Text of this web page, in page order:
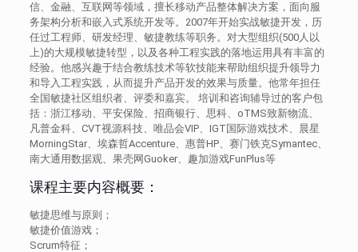
信、金融、互联网等领域，擅长移动产品整体解决方案，面向服
务架构分析和嵌入式系统开发等。2007年开始实战敏捷开发，历
任过工程师、研发经理、敏捷教练等职务。对大型组织(500人以
上)的大规模敏捷转型，以及各种工程实践的落地运用具有丰富的
经验。他感兴趣于结合教练技术等软技能来帮助组织提升领导力
和导入工程实践，从而提升产品开发的效果与质量。他常年担任
全国敏捷社区组织者、评委和嘉宾。 培训和咨询辅导过的客户包
括：浙江移动、平安保险、招商银行、思科、oTMS致新物流、
凡普金科、CVT视源科技、唯品会VIP、IGT国际游戏技术、晨星
MorningStar、埃森哲Accenture、惠普HP、赛门铁克Symantec、
南大通用数据观、果壳网Guoker、趣加游戏FunPlus等
课程主要内容概要：
敏捷思维与原则；
敏捷价值游戏；
Scrum特征；